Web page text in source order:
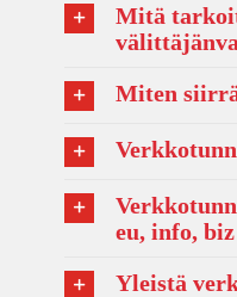
Mitä
Miten
eu, info, biz
Yleistä